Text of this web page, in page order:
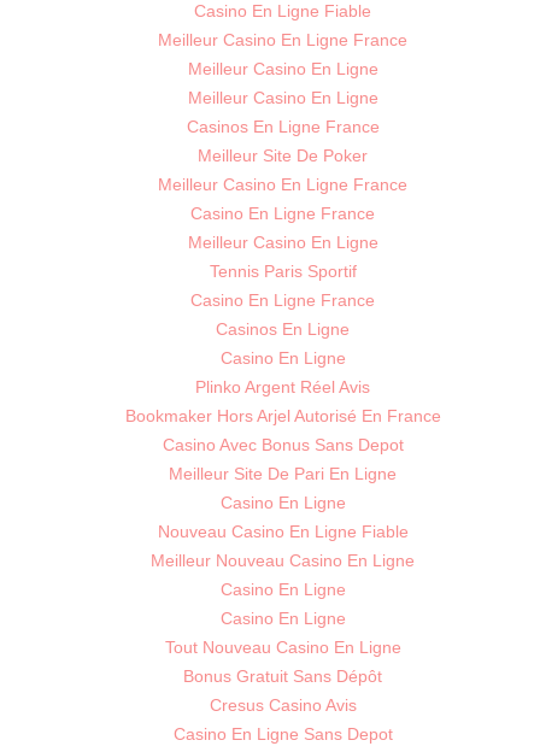
Casino En Ligne Fiable
Meilleur Casino En Ligne France
Meilleur Casino En Ligne
Meilleur Casino En Ligne
Casinos En Ligne France
Meilleur Site De Poker
Meilleur Casino En Ligne France
Casino En Ligne France
Meilleur Casino En Ligne
Tennis Paris Sportif
Casino En Ligne France
Casinos En Ligne
Casino En Ligne
Plinko Argent Réel Avis
Bookmaker Hors Arjel Autorisé En France
Casino Avec Bonus Sans Depot
Meilleur Site De Pari En Ligne
Casino En Ligne
Nouveau Casino En Ligne Fiable
Meilleur Nouveau Casino En Ligne
Casino En Ligne
Casino En Ligne
Tout Nouveau Casino En Ligne
Bonus Gratuit Sans Dépôt
Cresus Casino Avis
Casino En Ligne Sans Depot